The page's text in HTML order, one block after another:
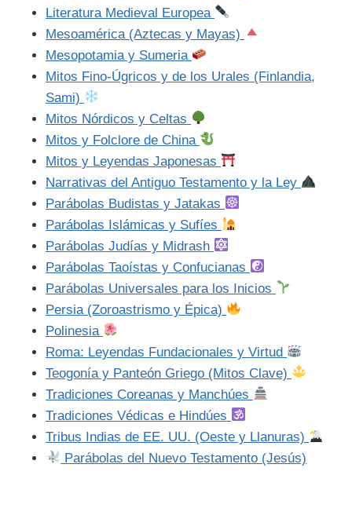
Literatura Medieval Europea
Mesoamérica (Aztecas y Mayas)
Mesopotamia y Sumeria
Mitos Fino-Úgricos y de los Urales (Finlandia,
Sami)
Mitos Nórdicos y Celtas
Mitos y Folclore de China
Mitos y Leyendas Japonesas
Narrativas del Antiguo Testamento y la Ley
Parábolas Budistas y Jatakas
Parábolas Islámicas y Sufíes
Parábolas Judías y Midrash
Parábolas Taoístas y Confucianas
Parábolas Universales para los Inicios
Persia (Zoroastrismo y Épica)
Polinesia
Roma: Leyendas Fundacionales y Virtud
Teogonía y Panteón Griego (Mitos Clave)
Tradiciones Coreanas y Manchúes
Tradiciones Védicas e Hindúes
Tribus Indias de EE. UU. (Oeste y Llanuras)
Parábolas del Nuevo Testamento (Jesús)